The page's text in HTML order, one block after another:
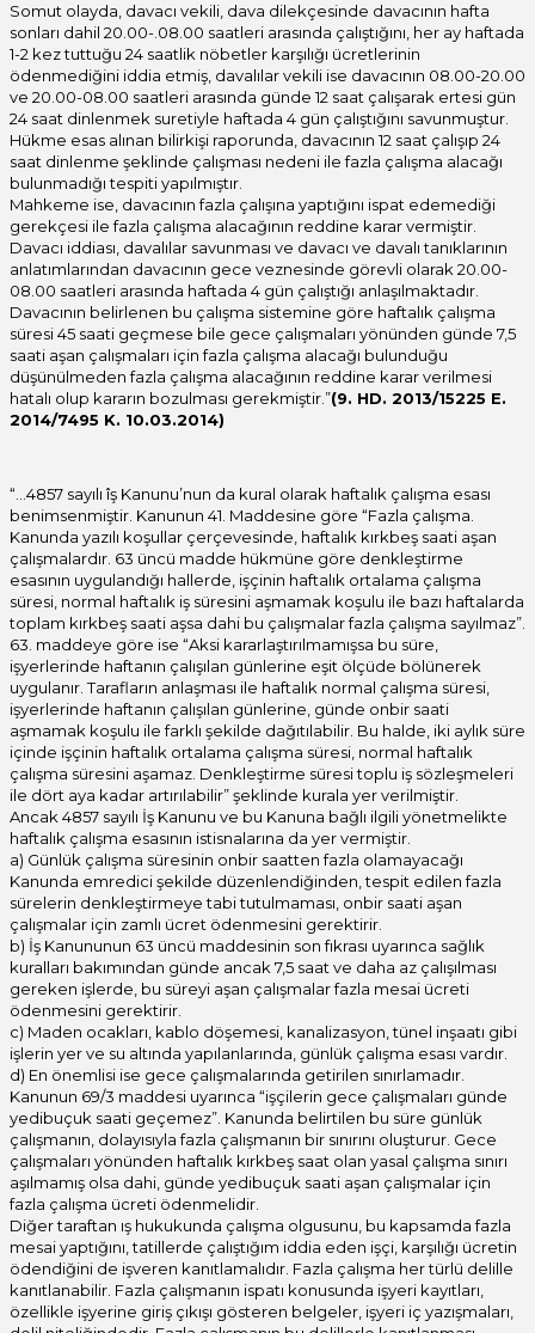
Somut olayda, davacı vekili, dava dilekçesinde davacının hafta
sonları dahil 20.00-.08.00 saatleri arasında çalıştığını, her ay haftada
1-2 kez tuttuğu 24 saatlik nöbetler karşılığı ücretlerinin
ödenmediğini iddia etmiş, davalılar vekili ise davacının 08.00-20.00
ve 20.00-08.00 saatleri arasında günde 12 saat çalışarak ertesi gün
24 saat dinlenmek suretiyle haftada 4 gün çalıştığını savunmuştur.
Hükme esas alınan bilirkişi raporunda, davacının 12 saat çalışıp 24
saat dinlenme şeklinde çalışması nedeni ile fazla çalışma alacağı
bulunmadığı tespiti yapılmıştır.
Mahkeme ise, davacının fazla çalışına yaptığını ispat edemediği
gerekçesi ile fazla çalışma alacağının reddine karar vermiştir.
Davacı iddiası, davalılar savunması ve davacı ve davalı tanıklarının
anlatımlarından davacının gece veznesinde görevli olarak 20.00-
08.00 saatleri arasında haftada 4 gün çalıştığı anlaşılmaktadır.
Davacının belirlenen bu çalışma sistemine göre haftalık çalışma
süresi 45 saati geçmese bile gece çalışmaları yönünden günde 7,5
saati aşan çalışmaları için fazla çalışma alacağı bulunduğu
düşünülmeden fazla çalışma alacağının reddine karar verilmesi
hatalı olup kararın bozulması gerekmiştir.”(9. HD. 2013/15225 E.
2014/7495 K. 10.03.2014)
“…4857 sayılı îş Kanunu’nun da kural olarak haftalık çalışma esası
benimsenmiştir. Kanunun 41. Maddesine göre “Fazla çalışma.
Kanunda yazılı koşullar çerçevesinde, haftalık kırkbeş saati aşan
çalışmalardır. 63 üncü madde hükmüne göre denkleştirme
esasının uygulandığı hallerde, işçinin haftalık ortalama çalışma
süresi, normal haftalık iş süresini aşmamak koşulu ile bazı haftalarda
toplam kırkbeş saati aşsa dahi bu çalışmalar fazla çalışma sayılmaz”.
63. maddeye göre ise “Aksi kararlaştırılmamışsa bu süre,
işyerlerinde haftanın çalışılan günlerine eşit ölçüde bölünerek
uygulanır. Tarafların anlaşması ile haftalık normal çalışma süresi,
işyerlerinde haftanın çalışılan günlerine, günde onbir saati
aşmamak koşulu ile farklı şekilde dağıtılabilir. Bu halde, iki aylık süre
içinde işçinin haftalık ortalama çalışma süresi, normal haftalık
çalışma süresini aşamaz. Denkleştirme süresi toplu iş sözleşmeleri
ile dört aya kadar artırılabilir” şeklinde kurala yer verilmiştir.
Ancak 4857 sayılı İş Kanunu ve bu Kanuna bağlı ilgili yönetmelikte
haftalık çalışma esasının istisnalarına da yer vermiştir.
a) Günlük çalışma süresinin onbir saatten fazla olamayacağı
Kanunda emredici şekilde düzenlendiğinden, tespit edilen fazla
sürelerin denkleştirmeye tabi tutulmaması, onbir saati aşan
çalışmalar için zamlı ücret ödenmesini gerektirir.
b) İş Kanununun 63 üncü maddesinin son fıkrası uyarınca sağlık
kuralları bakımından günde ancak 7,5 saat ve daha az çalışılması
gereken işlerde, bu süreyi aşan çalışmalar fazla mesai ücreti
ödenmesini gerektirir.
c) Maden ocakları, kablo döşemesi, kanalizasyon, tünel inşaatı gibi
işlerin yer ve su altında yapılanlarında, günlük çalışma esası vardır.
d) En önemlisi ise gece çalışmalarında getirilen sınırlamadır.
Kanunun 69/3 maddesi uyarınca “işçilerin gece çalışmaları günde
yedibuçuk saati geçemez”. Kanunda belirtilen bu süre günlük
çalışmanın, dolayısıyla fazla çalışmanın bir sınırını oluşturur. Gece
çalışmaları yönünden haftalık kırkbeş saat olan yasal çalışma sınırı
aşılmamış olsa dahi, günde yedibuçuk saati aşan çalışmalar için
fazla çalışma ücreti ödenmelidir.
Diğer taraftan ış hukukunda çalışma olgusunu, bu kapsamda fazla
mesai yaptığını, tatillerde çalıştığım iddia eden işçi, karşılığı ücretin
ödendiğini de işveren kanıtlamalıdır. Fazla çalışma her türlü delille
kanıtlanabilir. Fazla çalışmanın ispatı konusunda işyeri kayıtları,
özellikle işyerine giriş çıkışı gösteren belgeler, işyeri iç yazışmaları,